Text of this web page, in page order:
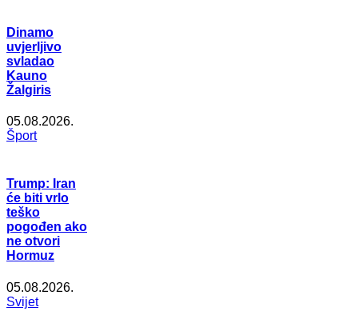
Dinamo
uvjerljivo
svladao
Kauno
Žalgiris
05.08.2026.
Šport
Trump: Iran
će biti vrlo
teško
pogođen ako
ne otvori
Hormuz
05.08.2026.
Svijet